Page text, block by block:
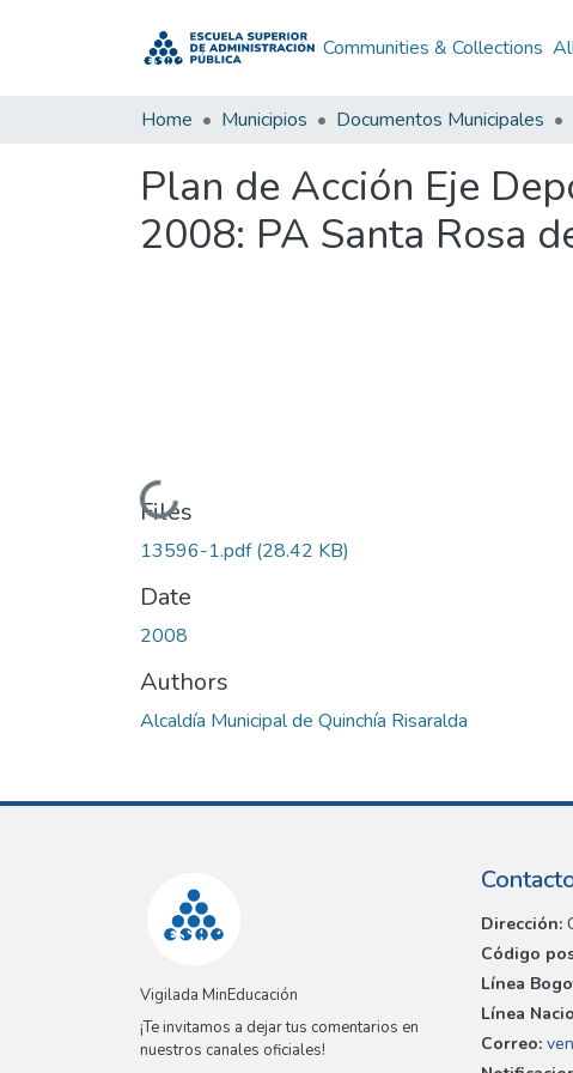
Communities & Collections
Home Municipios Documentos Municipales
Plan de Acción Eje
2008: PA Santa Rosa
Loading...
Files
13596-1.pdf(28.42 KB)
Date
2008
Authors
Alcaldía Municipal de Quinchía Risaralda
Vigilada MinEducación
¡Te invitamos a dejar tus comentarios en
nuestros canales oficiales!
Dirección:
Código
Línea
Línea
Correo: